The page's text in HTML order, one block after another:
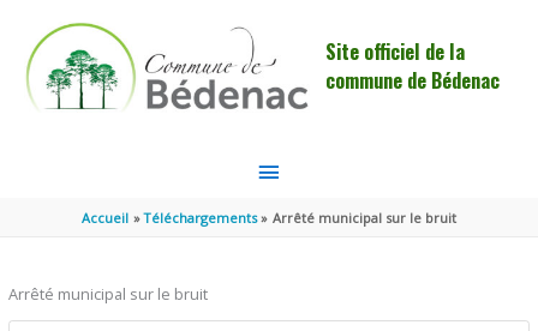
Site officiel de la
commune de Bédenac
MENU
PRINCIPAL
Accueil Téléchargements Arrêté municipal sur le bruit
Arrêté municipal sur le bruit